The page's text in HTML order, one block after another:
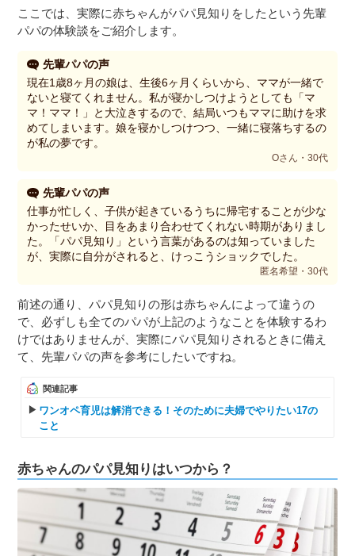
ここでは、実際に赤ちゃんがパパ見知りをしたという先輩
パパの体験談をご紹介します。
先輩パパの声
現在1歳8ヶ月の娘は、生後6ヶ月くらいから、ママが一緒で
ないと寝てくれません。私が寝かしつけようとしても「マ
マ！ママ！」と大泣きするので、結局いつもママに助けを求
めてしまいます。娘を寝かしつけつつ、一緒に寝落ちするの
が私の夢です。
Oさん・30代
先輩パパの声
仕事が忙しく、子供が起きているうちに帰宅することが少な
かったせいか、目をあまり合わせてくれない時期がありまし
た。「パパ見知り」という言葉があるのは知っていました
が、実際に自分がされると、けっこうショックでした。
匿名希望・30代
前述の通り、パパ見知りの形は赤ちゃんによって違うの
で、必ずしも全てのパパが上記のようなことを体験するわ
けではありませんが、実際にパパ見知りされるときに備え
て、先輩パパの声を参考にしたいですね。
関連記事
ワンオペ育児は解消できる！そのために夫婦でやりたい17の
こと
赤ちゃんのパパ見知りはいつから？